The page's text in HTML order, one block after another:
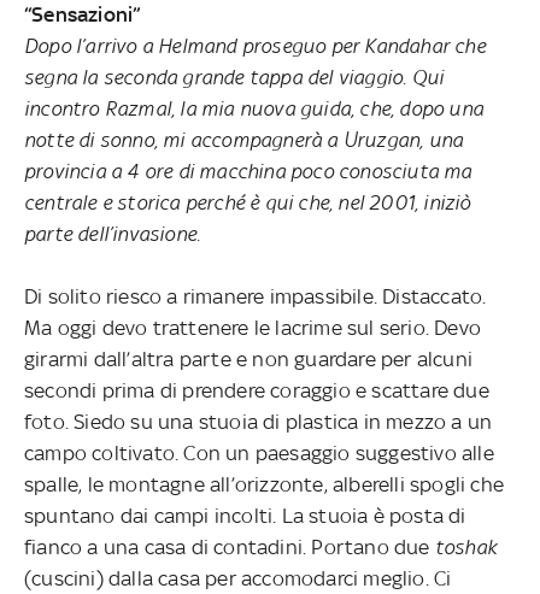
“Sensazioni”
Dopo l’arrivo a Helmand proseguo per Kandahar che
segna la seconda grande tappa del viaggio. Qui
incontro Razmal, la mia nuova guida, che, dopo una
notte di sonno, mi accompagnerà a Uruzgan, una
provincia a 4 ore di macchina poco conosciuta ma
centrale e storica perché è qui che, nel 2001, iniziò
parte dell’invasione.
Di solito riesco a rimanere impassibile. Distaccato.
Ma oggi devo trattenere le lacrime sul serio. Devo
girarmi dall’altra parte e non guardare per alcuni
secondi prima di prendere coraggio e scattare due
foto. Siedo su una stuoia di plastica in mezzo a un
campo coltivato. Con un paesaggio suggestivo alle
spalle, le montagne all’orizzonte, alberelli spogli che
spuntano dai campi incolti. La stuoia è posta di
fianco a una casa di contadini. Portano due toshak
(cuscini) dalla casa per accomodarci meglio. Ci